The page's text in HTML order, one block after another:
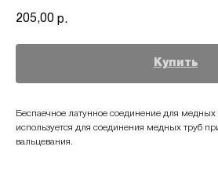
205,00 р.
Купить
Беспаечное латунное соединение для
используется для соединения медных труб
вальцевания.